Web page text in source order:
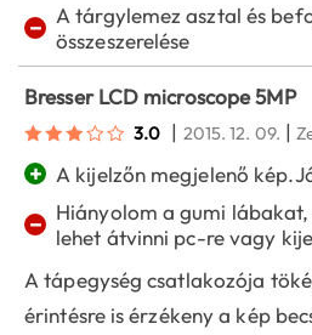
−
A tárgylemez asztal és
összeszerelése
Bresser LCD microscope 5MP
3.0 | 2015. 12. 09. |
+ A kijelzőn megjelenő
−
Hiányolom a gumi
lehet átvinni pc-re vagy
A tápegység csatlakozója
érintésre is érzékeny a kép